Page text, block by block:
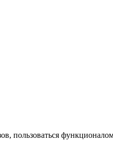
пользоваться